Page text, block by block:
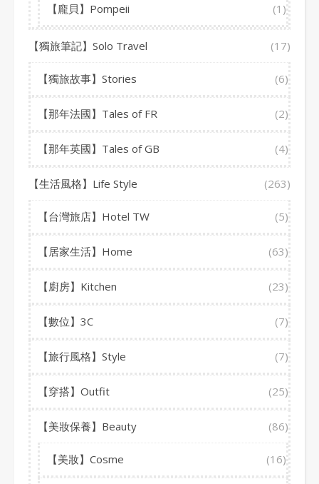
【龐貝】Pompeii (1)
【獨旅筆記】Solo Travel (17)
【獨旅故事】Stories (6)
【那年法國】Tales of FR (2)
【那年英國】Tales of GB (4)
【生活風格】Life Style (263)
【台灣旅店】Hotel TW (5)
【居家生活】Home (63)
【廚房】Kitchen (23)
【數位】3C (7)
【旅行風格】Style (7)
【穿搭】Outfit (25)
【美妝保養】Beauty (86)
【美妝】Cosme (16)